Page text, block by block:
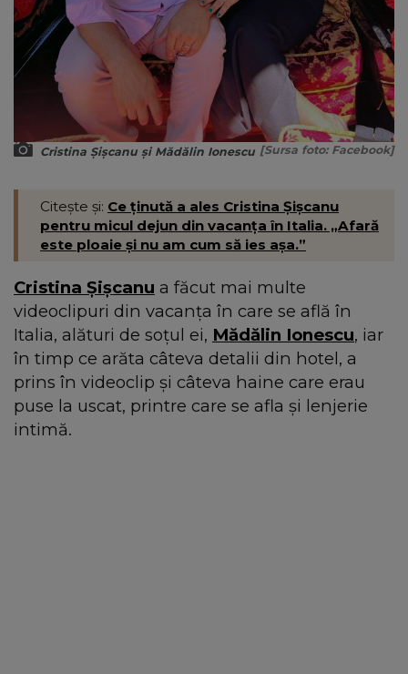
Cristina Șișcanu și Mădălin Ionescu [Sursa foto: Facebook]
Citește și: Ce ținută a ales Cristina Șișcanu
pentru micul dejun din vacanța în Italia. „Afară
este ploaie și nu am cum să ies așa.”
Cristina Șișcanu a făcut mai multe
videoclipuri din vacanța în care se află în
Italia, alături de soțul ei, Mădălin Ionescu, iar
în timp ce arăta câteva detalii din hotel, a
prins în videoclip și câteva haine care erau
puse la uscat, printre care se afla și lenjerie
intimă.